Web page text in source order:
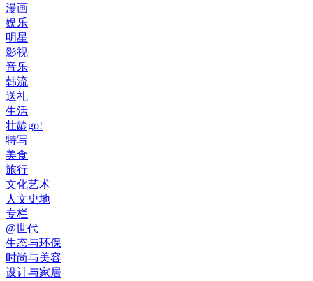
漫画
娱乐
明星
影视
音乐
韩流
送礼
生活
壮龄go!
特写
美食
旅行
文化艺术
人文史地
专栏
@世代
生态与环保
时尚与美容
设计与家居